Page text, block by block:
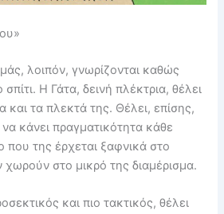
λοιπόν, γνωρίζονται καθώς
Η Γάτα, δεινή πλέκτρια, θέλει
και τα πλεκτά της. Θέλει, επίσης,
να κάνει πραγματικότητα κάθε
που της έρχεται ξαφνικά στο
στο μικρό της διαμέρισμα.
και πιο τακτικός, θέλει